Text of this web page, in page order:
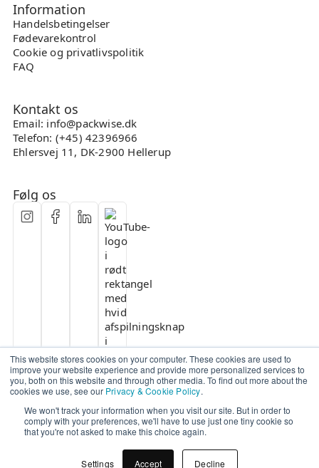
This website stores cookies on your computer. These cookies are used to
improve your website experience and provide more personalized services to
you, both on this website and through other media. To find out more about the
cookies we use, see our Privacy & Cookie Policy.
We won't track your information when you visit our site. But in order to
comply with your preferences, we'll have to use just one tiny cookie so
that you're not asked to make this choice again.
Settings Accept Decline
Information
Handelsbetingelser
Fødevarekontrol
Cookie og privatlivspolitik
FAQ
Kontakt os
Email: info@packwise.dk
Telefon: (+45) 42396966
Ehlersvej 11, DK-2900 Hellerup
Følg os